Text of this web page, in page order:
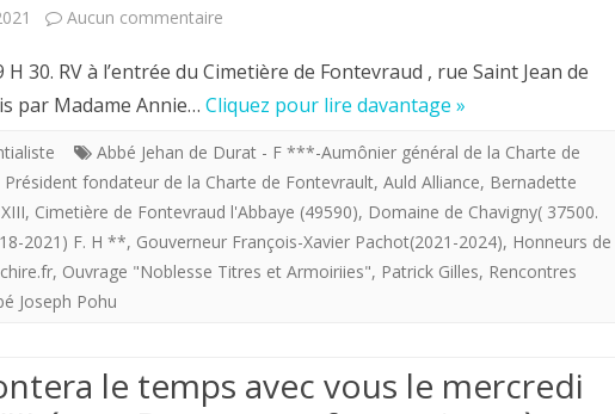
Aucun commentaire
Programme
Rencontres
fontevristes
du
août
30. RV à l’entrée du Cimetière de Fontevraud , rue Saint Jean de
par Madame Annie… Cliquez pour lire davantage »
Abbé Jehan de Durat - F ***-Aumônier général de la Charte de
fondateur de la Charte de Fontevrault, Auld Alliance, Bernadette
, Cimetière de Fontevraud l'Abbaye (49590), Domaine de Chavigny( 37500.
2021) F. H **, Gouverneur François-Xavier Pachot(2021-2024), Honneurs de
, Ouvrage "Noblesse Titres et Armoiriies", Patrick Gilles, Rencontres
Joseph Pohu
le temps avec vous le mercredi